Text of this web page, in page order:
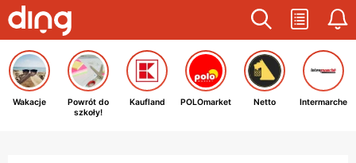
Wakacje
Powrót do
szkoły!
Kaufland POLOmarket Netto Intermarche